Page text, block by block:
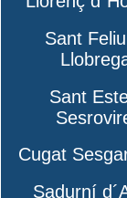
Sant
Sant
Cugat
Sadurní